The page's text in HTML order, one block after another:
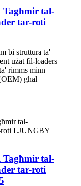
Tagħmir tal-
tar-roti
bi struttura ta'
użat fil-loaders
rimms minn
għal
Tagħmir tal-
tar-roti